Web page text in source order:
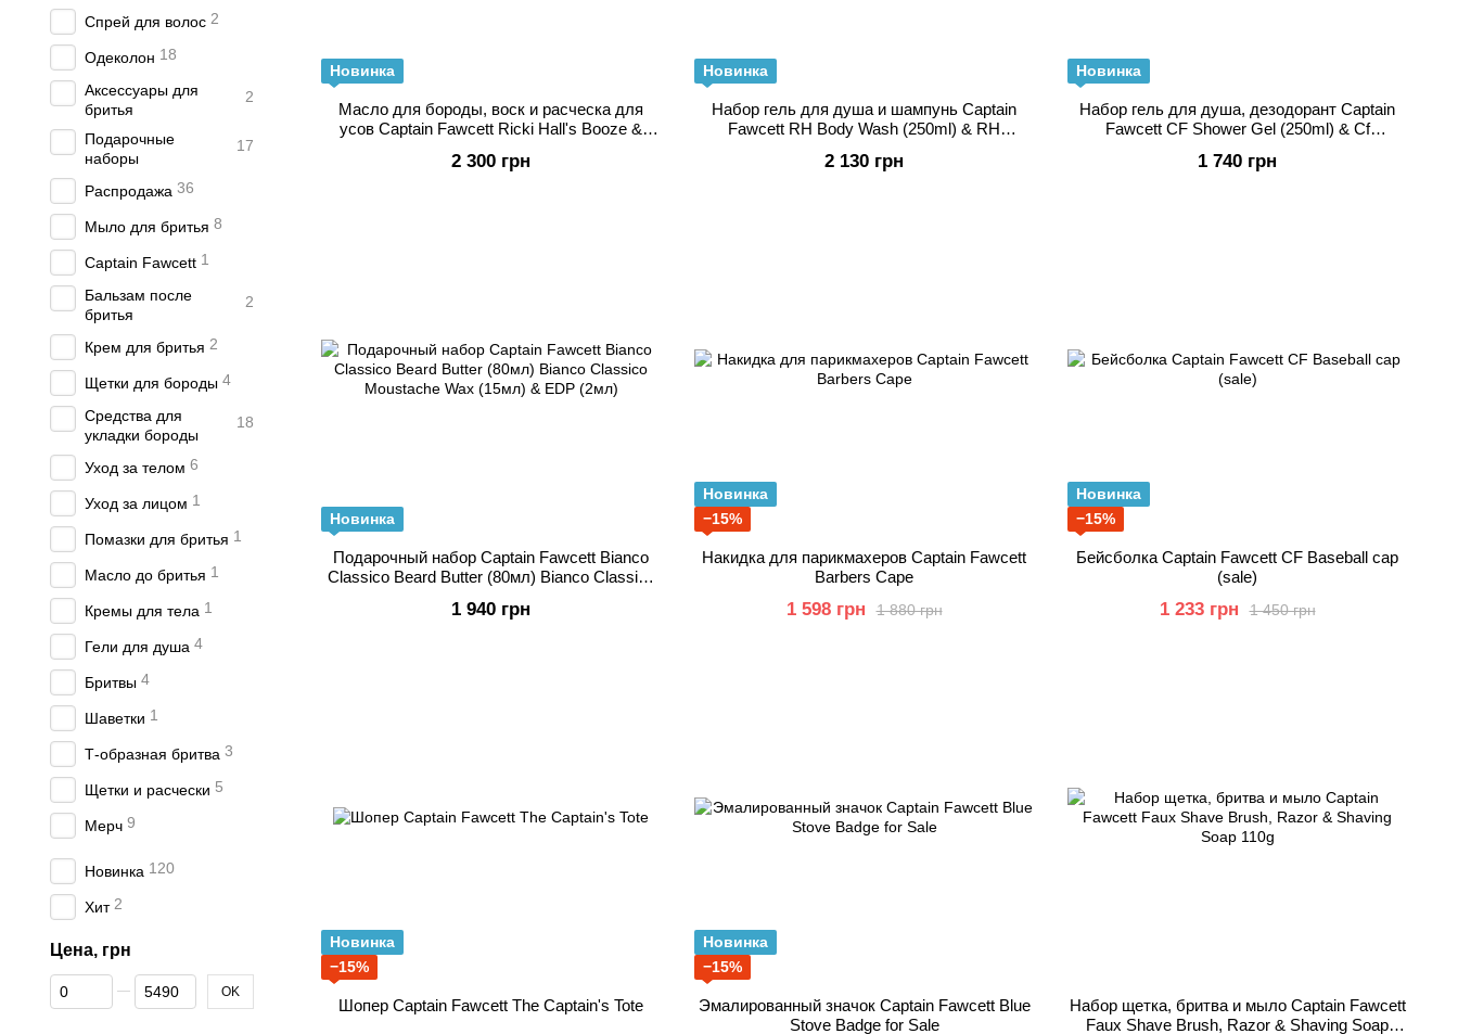
Новинка
Масло для бороды, воск и расческа для
усов Captain Fawcett Ricki Hall's Booze &
Moustache Comb)
2 300 грн
Новинка
Набор гель для душа и шампунь Captain
Fawcett RH Body Wash (250ml) & RH
2 130 грн
Новинка
Набор гель для душа, дезодорант Captain
Fawcett CF Shower Gel (250ml) & Cf
1 740 грн
Новинка
Подарочный набор Captain Fawcett Bianco
Classico Beard Butter (80мл) Bianco Classico
1 940 грн
Новинка
−15%
Накидка для парикмахеров Captain Fawcett
Barbers Cape
1 880 грн
1 598 грн
Новинка
−15%
Бейсболка Captain Fawcett CF Baseball cap
(sale)
1 450 грн
1 233 грн
Новинка
−15%
Шопер Captain Fawcett The Captain's Tote
Новинка
−15%
Эмалированный значок Captain Fawcett Blue
Stove Badge for Sale
Набор щетка, бритва и мыло Captain Fawcett
Faux Shave Brush, Razor & Shaving Soap
Спрей для волос 2
Одеколон 18
Аксессуары для
бритья
2
Подарочные
наборы
17
Распродажа 36
Мыло для бритья 8
Captain Fawcett 1
Бальзам после
бритья
2
Крем для бритья 2
Щетки для бороды 4
Средства для
укладки бороды
18
Уход за телом 6
Уход за лицом 1
Помазки для бритья 1
Масло до бритья 1
Кремы для тела 1
Гели для душа 4
Бритвы 4
Шаветки 1
Т-образная бритва 3
Щетки и расчески 5
Мерч 9
Новинка 120
Хит 2
Цена, грн
От Цена, грн
До Цена, грн OK